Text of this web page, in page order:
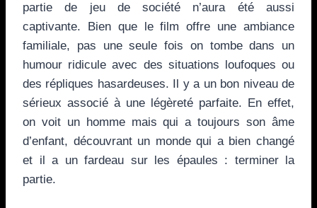
partie de jeu de société n’aura été aussi
captivante. Bien que le film offre une ambiance
familiale, pas une seule fois on tombe dans un
humour ridicule avec des situations loufoques ou
des répliques hasardeuses. Il y a un bon niveau de
sérieux associé à une légèreté parfaite. En effet,
on voit un homme mais qui a toujours son âme
d’enfant, découvrant un monde qui a bien changé
et il a un fardeau sur les épaules : terminer la
partie.